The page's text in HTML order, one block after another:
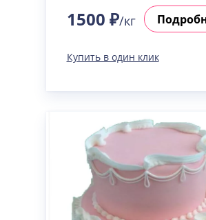
1500 ₽/кг
Купить в один клик